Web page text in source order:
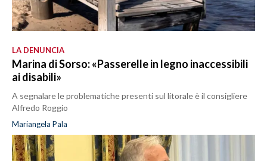
LA DENUNCIA
Marina di Sorso: «Passerelle in legno inaccessibili
ai disabili»
A segnalare le problematiche presenti sul litorale è il consigliere
Alfredo Roggio
Mariangela Pala